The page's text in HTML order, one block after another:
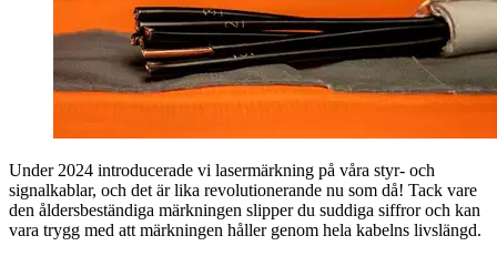
Under 2024 introducerade vi lasermärkning på våra styr- och
signalkablar, och det är lika revolutionerande nu som då! Tack vare
den åldersbeständiga märkningen slipper du suddiga siffror och kan
vara trygg med att märkningen håller genom hela kabelns livslängd.